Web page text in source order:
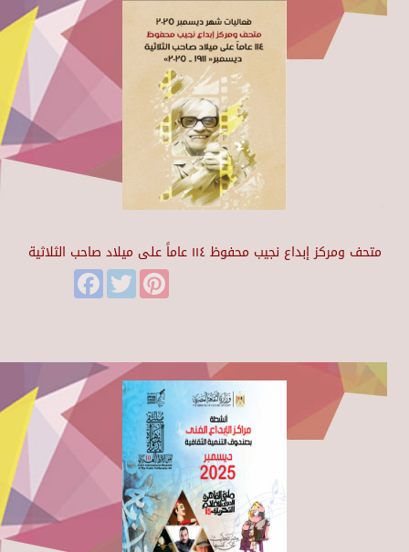
متحف ومركز إبداع نجيب محفوظ ١١٤ عاماً على ميلاد صاحب الثلاثية
FacebookTwitter